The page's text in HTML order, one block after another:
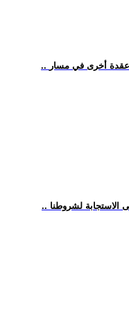
عقدة أخرى في مسار
الاستجابة لشروطنا